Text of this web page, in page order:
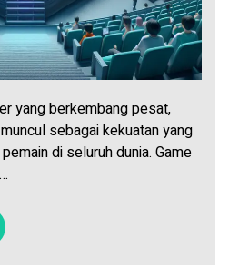
yang berkembang pesat,
sebagai kekuatan yang
di seluruh dunia. Game